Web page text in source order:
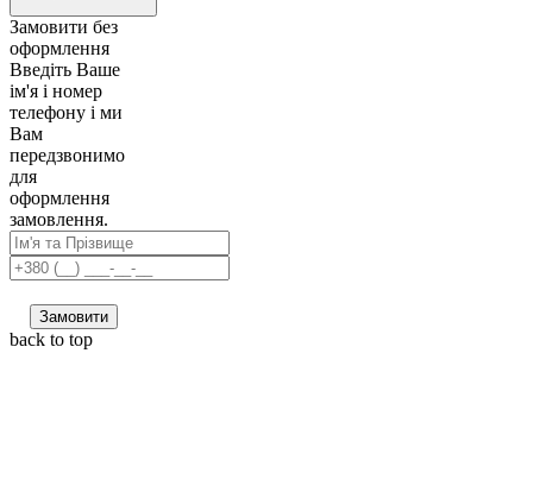
Замовити без
оформлення
Введіть Ваше
ім'я і номер
телефону і ми
Вам
передзвонимо
для
оформлення
замовлення.
Замовити
back to top